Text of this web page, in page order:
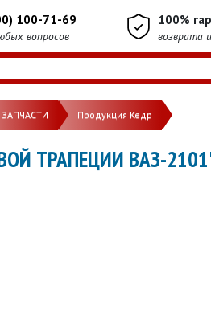
100-71-69
вопросов
100%
возврата
ЗАПЧАСТИ Продукция Кедр
ТРАПЕЦИИ ВАЗ-